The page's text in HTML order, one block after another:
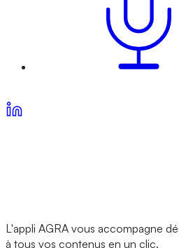
L'appli AGRA vous accompagne
à tous vos contenus en un clic.